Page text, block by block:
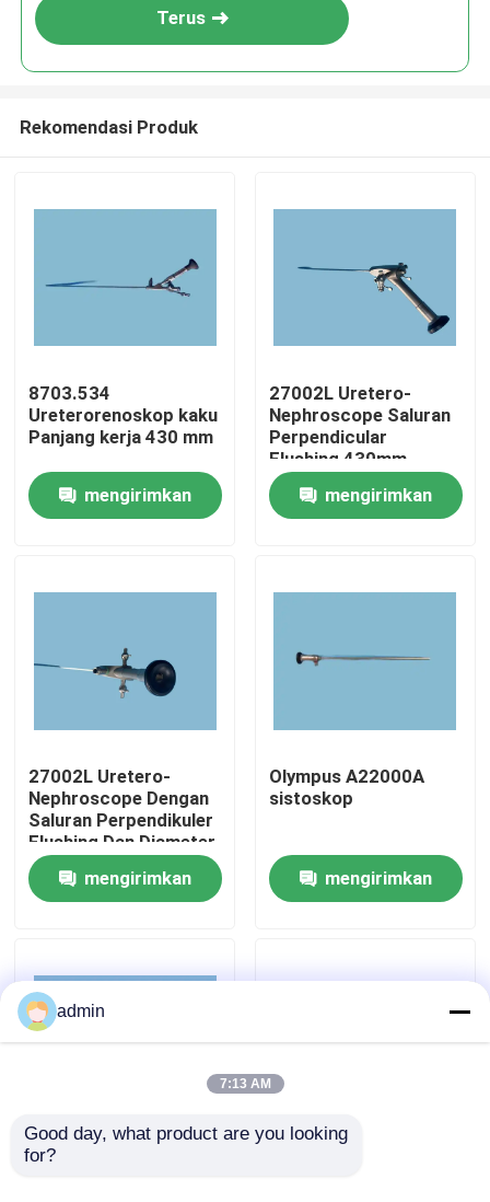
Tentang kami
Tur Pabrik
Hubungi Kami
Terus
Rekomendasi Produk
8703.534
Ureterorenoskop kaku
Panjang kerja 430 mm
mengirimkan
27002L Uretero-
Nephroscope Saluran
Perpendicular
Flushing 430mm
Panjang
mengirimkan
27002L Uretero-
Nephroscope Dengan
Saluran Perpendikuler
Flushing Dan Diameter
430mm
mengirimkan
Olympus A22000A
sistoskop
mengirimkan
STORZ 27005BA
admin
7:13 AM
Good day, what product are you looking
for?